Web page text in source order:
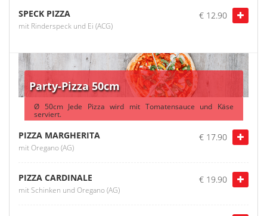
SPECK PIZZA
mit Rinderspeck und Ei (ACG)
€ 12.90
Party-Pizza 50cm
Ø 50cm Jede Pizza wird mit Tomatensauce und Käse
serviert.
PIZZA MARGHERITA
mit Oregano (AG)
€ 17.90
PIZZA CARDINALE
mit Schinken und Oregano (AG)
€ 19.90